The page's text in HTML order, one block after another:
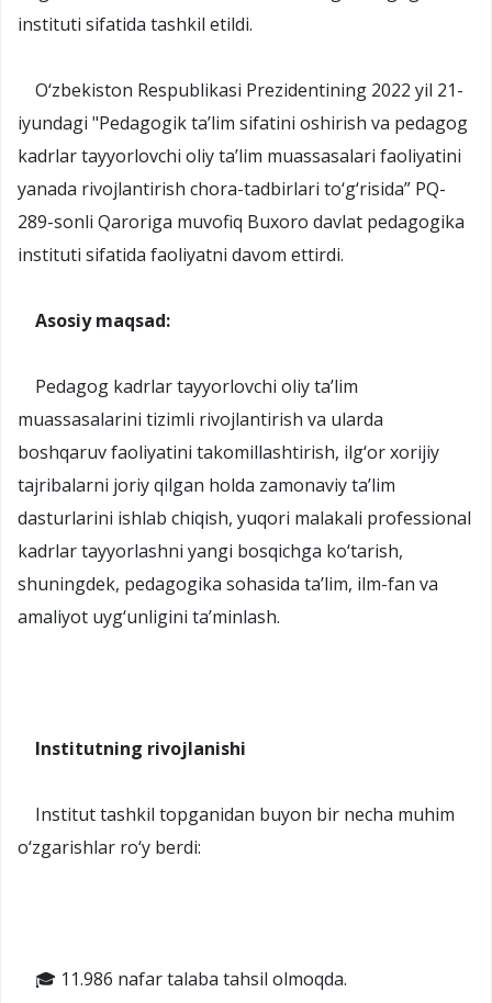
instituti sifatida tashkil etildi.
O‘zbekiston Respublikasi Prezidentining 2022 yil 21-
iyundagi "Pedagogik ta’lim sifatini oshirish va pedagog
kadrlar tayyorlovchi oliy ta’lim muassasalari faoliyatini
yanada rivojlantirish chora-tadbirlari to‘g‘risida” PQ-
289-sonli Qaroriga muvofiq Buxoro davlat pedagogika
instituti sifatida faoliyatni davom ettirdi.
Asosiy maqsad:
Pedagog kadrlar tayyorlovchi oliy ta’lim
muassasalarini tizimli rivojlantirish va ularda
boshqaruv faoliyatini takomillashtirish, ilg‘or xorijiy
tajribalarni joriy qilgan holda zamonaviy ta’lim
dasturlarini ishlab chiqish, yuqori malakali professional
kadrlar tayyorlashni yangi bosqichga ko‘tarish,
shuningdek, pedagogika sohasida ta’lim, ilm-fan va
amaliyot uyg‘unligini ta’minlash.
Institutning rivojlanishi
Institut tashkil topganidan buyon bir necha muhim
o‘zgarishlar ro‘y berdi:
🎓 11.986 nafar talaba tahsil olmoqda.